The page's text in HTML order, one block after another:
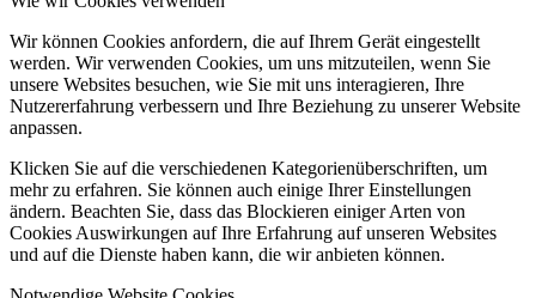
Wir können Cookies anfordern, die auf Ihrem Gerät eingestellt
werden. Wir verwenden Cookies, um uns mitzuteilen, wenn Sie
unsere Websites besuchen, wie Sie mit uns interagieren, Ihre
Nutzererfahrung verbessern und Ihre Beziehung zu unserer Website
anpassen.
Klicken Sie auf die verschiedenen Kategorienüberschriften, um
mehr zu erfahren. Sie können auch einige Ihrer Einstellungen
ändern. Beachten Sie, dass das Blockieren einiger Arten von
Cookies Auswirkungen auf Ihre Erfahrung auf unseren Websites
und auf die Dienste haben kann, die wir anbieten können.